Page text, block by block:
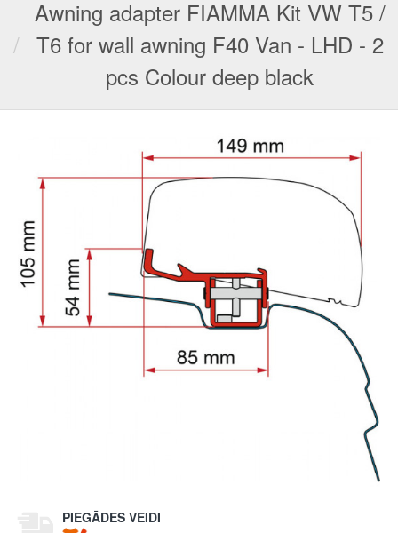
Awning adapter FIAMMA Kit VW T5 /
T6 for wall awning F40 Van - LHD - 2
pcs Colour deep black
PIEGĀDES VEIDI